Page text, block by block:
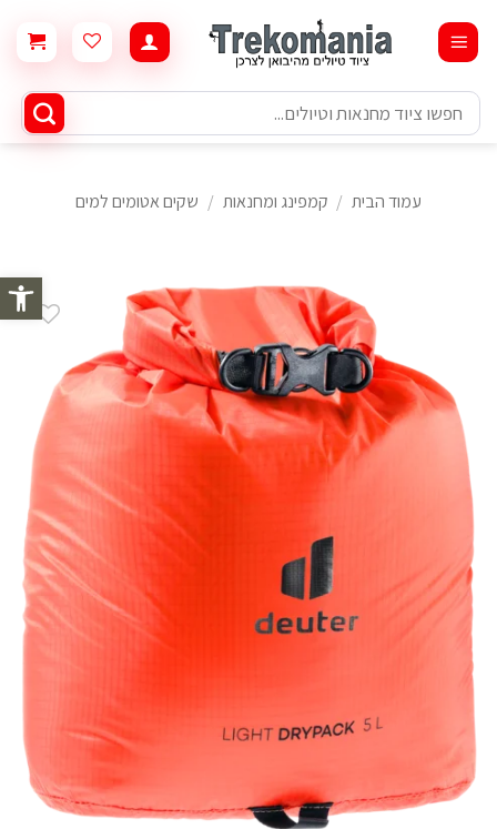
פתח
content
חיפוש
עבור:
עמוד הבית / קמפינג ומחנאות / שקים אטומים למים